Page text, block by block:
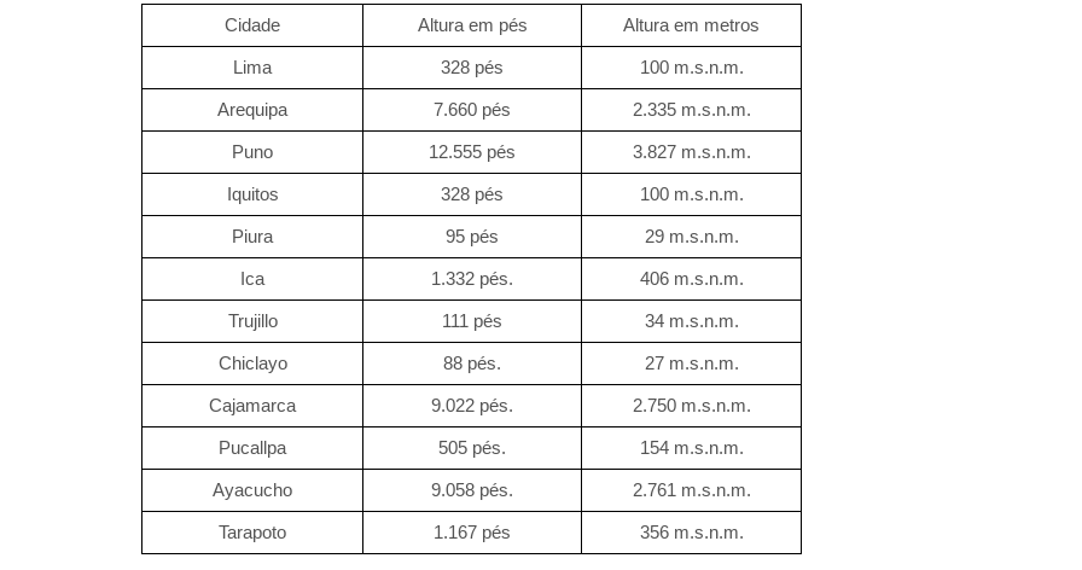
Cidade Altura em pés Altura em metros
Lima 328 pés 100 m.s.n.m.
Arequipa 7.660 pés 2.335 m.s.n.m.
Puno 12.555 pés 3.827 m.s.n.m.
Iquitos 328 pés 100 m.s.n.m.
Piura 95 pés 29 m.s.n.m.
Ica 1.332 pés. 406 m.s.n.m.
Trujillo 111 pés 34 m.s.n.m.
Chiclayo 88 pés. 27 m.s.n.m.
Cajamarca 9.022 pés. 2.750 m.s.n.m.
Pucallpa 505 pés. 154 m.s.n.m.
Ayacucho 9.058 pés. 2.761 m.s.n.m.
Tarapoto 1.167 pés 356 m.s.n.m.